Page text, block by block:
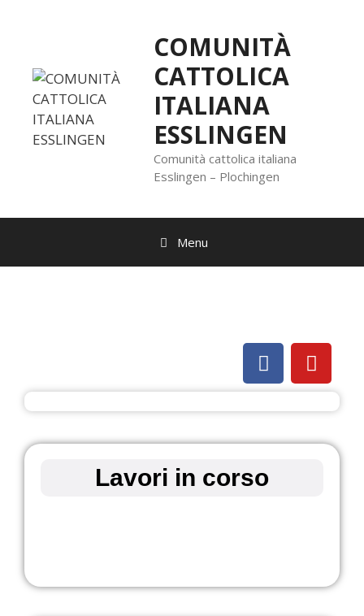
COMUNITÀ
CATTOLICA
ITALIANA
ESSLINGEN
Comunità cattolica italiana
Esslingen – Plochingen
Menu
Lavori in corso